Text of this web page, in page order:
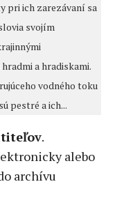
pri ich zarezávaní sa
svojím
a hradiskami.
vodného toku
pestré a ich...
.
alebo
archívu